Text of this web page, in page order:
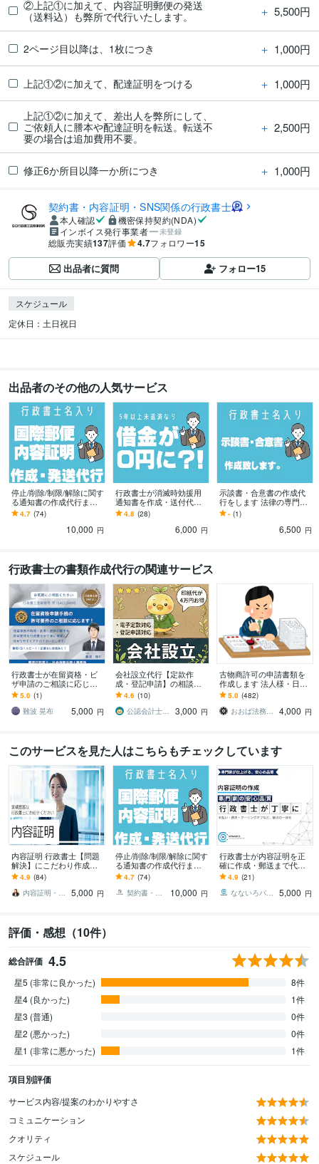
②上記①に加えて、内容証明郵便の発送
（送料込）も弊所で代行いたします。
＋ 5,500円
2ページ目以降は、1枚につき ＋ 1,000円
上記①②に加えて、配達証明をつける ＋ 1,000円
上記①②に加えて、差出人を弊所にして、
ご依頼人に謄本や配達証明を転送。転送不
要の場合は追加費用不要。
＋ 2,500円
修正6か所目以降一か所につき ＋ 1,000円
契約書・内容証明・SNS関係の行政書士
本人確認
機密保持契約(NDA)
インボイス発行事業者
未登録
総販売実績137評価 4.7フォロワー15
出品者に質問 フォロー15
スケジュール
定休日：土日祝日
出品者のその他の人気サービス
停止/削除/制限/解除に関す
る通知書の作成代行ます
累計実績600件以上！行政
書士が国内外へ通知書等
4.7 (74)
10,000 円
行政書士が消滅時効援用
通知書を作成・送付代行
します 完全代行可能☆内
容証明郵送料(配達証明付)
4.8 (28)
6,000 円
示談書・合意書の作成代
行をします 法律の専門家
の行政書士が書類作成を
します
- (1)
6,500 円
行政書士の書類作成代行の関連サービス
行政書士が在留資格・ビ
ザ申請のご相談に応じま
す 申請実績１０年以上！
就労ビザ・経営管理・家
族滞在など全国対応
5.0 (1)
難波 晃布
5,000 円
会社設立代行【定款作
成・登記申請】の相談承
ります オプションで税務
届出、役員報酬決定議事
録にも対応！
4.6 (10)
公認会計士･税理士･行政書士 のどか屋
3,000 円
古物商許可の申請書類を
作成します 法人様・日本
全国・賃貸物件・外国籍
の方全て対応可能です！
5.0 (482)
おおば法務事務所
4,000 円
このサービスを見た人はこちらもチェックしています
内容証明 行政書士【問題
解決】にこだわり作成し
ます 内容証明にかかった
費用一式を相手方へ請求
することも可能です
4.9 (84)
内容証明・SNS関連・民泊専門の行政書士
5,000 円
停止/削除/制限/解除に関す
る通知書の作成代行ます
累計実績600件以上！行政
書士が国内外へ通知書等
の送付を代行
4.7 (74)
契約書・内容証明・SNS関係の行政書士
10,000 円
行政書士が内容証明を正
確に作成・郵送まで代行
します クレーム・契約解
除・請求・通知など幅広
く対応！
4.9 (21)
なないろバックオフィス
5,000 円
評価・感想（10件）
総合評価 4.5
星5 (非常に良かった)
8件
星4 (良かった)
1件
星3 (普通)
0件
星2 (悪かった)
0件
星1 (非常に悪かった)
1件
項目別評価
サービス内容/提案のわかりやすさ
コミュニケーション
クオリティ
スケジュール